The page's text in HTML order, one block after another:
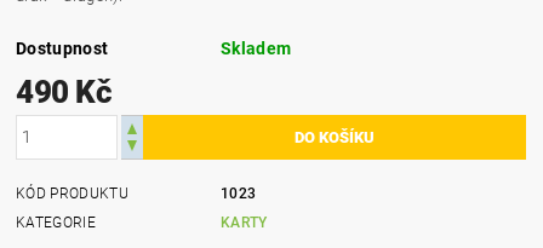
Dostupnost Skladem
490 Kč
KÓD PRODUKTU
1023
KATEGORIE
KARTY